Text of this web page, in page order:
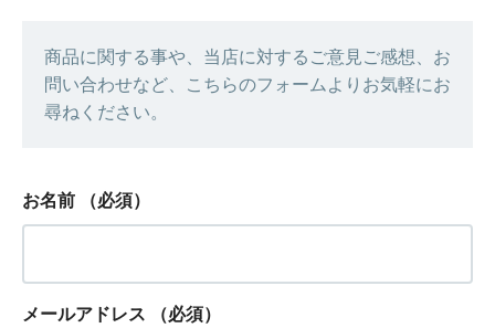
商品に関する事や、当店に対するご意見ご感想、お
問い合わせなど、こちらのフォームよりお気軽にお
尋ねください。
お名前 （必須）
メールアドレス （必須）